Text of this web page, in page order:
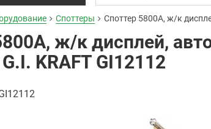
Споттеры Споттер 5800A, ж/к
ж/к дисплей,
KRAFT GI12112